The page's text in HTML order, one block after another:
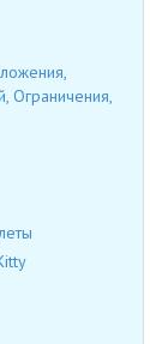
Ограничения,